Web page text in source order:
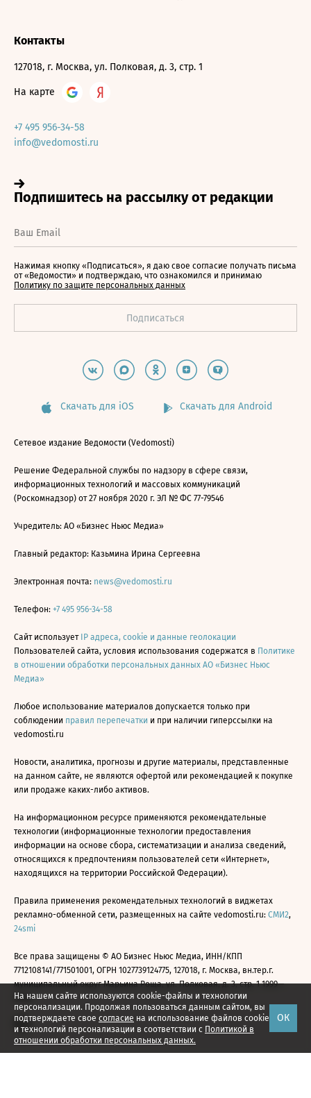
На нашем сайте используются cookie-файлы и технологии
персонализации. Продолжая пользоваться данным сайтом, вы
подтверждаете свое согласие на использование файлов cookie
и технологий персонализации в соответствии с Политикой в
отношении обработки персональных данных.
ОК
Контакты
127018, г. Москва, ул. Полковая, д. 3, стр. 1
На карте
+7 495 956-34-58
info@vedomosti.ru
Нажимая кнопку «Подписаться», я даю свое согласие получать письма
от «Ведомости» и подтверждаю, что ознакомился и принимаю
Политику по защите персональных данных
Скачать для iOS Скачать для Android
Сетевое издание Ведомости (Vedomosti)
Решение Федеральной службы по надзору в сфере связи,
информационных технологий и массовых коммуникаций
(Роскомнадзор) от 27 ноября 2020 г. ЭЛ № ФС 77-79546
Учредитель: АО «Бизнес Ньюс Медиа»
Главный редактор: Казьмина Ирина Сергеевна
Электронная почта: news@vedomosti.ru
Телефон: +7 495 956-34-58
Сайт использует IP адреса, cookie и данные геолокации
Пользователей сайта, условия использования содержатся в Политике
в отношении обработки персональных данных АО «Бизнес Ньюс
Медиа»
Любое использование материалов допускается только при
соблюдении правил перепечатки и при наличии гиперссылки на
vedomosti.ru
Новости, аналитика, прогнозы и другие материалы, представленные
на данном сайте, не являются офертой или рекомендацией к покупке
или продаже каких-либо активов.
На информационном ресурсе применяются рекомендательные
технологии (информационные технологии предоставления
информации на основе сбора, систематизации и анализа сведений,
относящихся к предпочтениям пользователей сети «Интернет»,
находящихся на территории Российской Федерации).
Правила применения рекомендательных технологий в виджетах
рекламно-обменной сети, размещенных на сайте vedomosti.ru: СМИ2,
24smi
Все права защищены © АО Бизнес Ньюс Медиа, ИНН/КПП
7712108141/771501001, ОГРН 1027739124775, 127018, г. Москва, вн.тер.г.
муниципальный округ Марьина Роща, ул. Полковая, д. 3, стр. 1 1999—
2026